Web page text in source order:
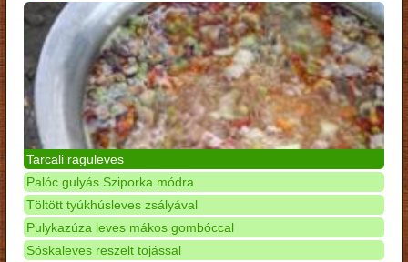
Tarcali raguleves
Palóc gulyás Sziporka módra
Töltött tyúkhúsleves zsályával
Pulykazúza leves mákos gombóccal
Sóskaleves reszelt tojással